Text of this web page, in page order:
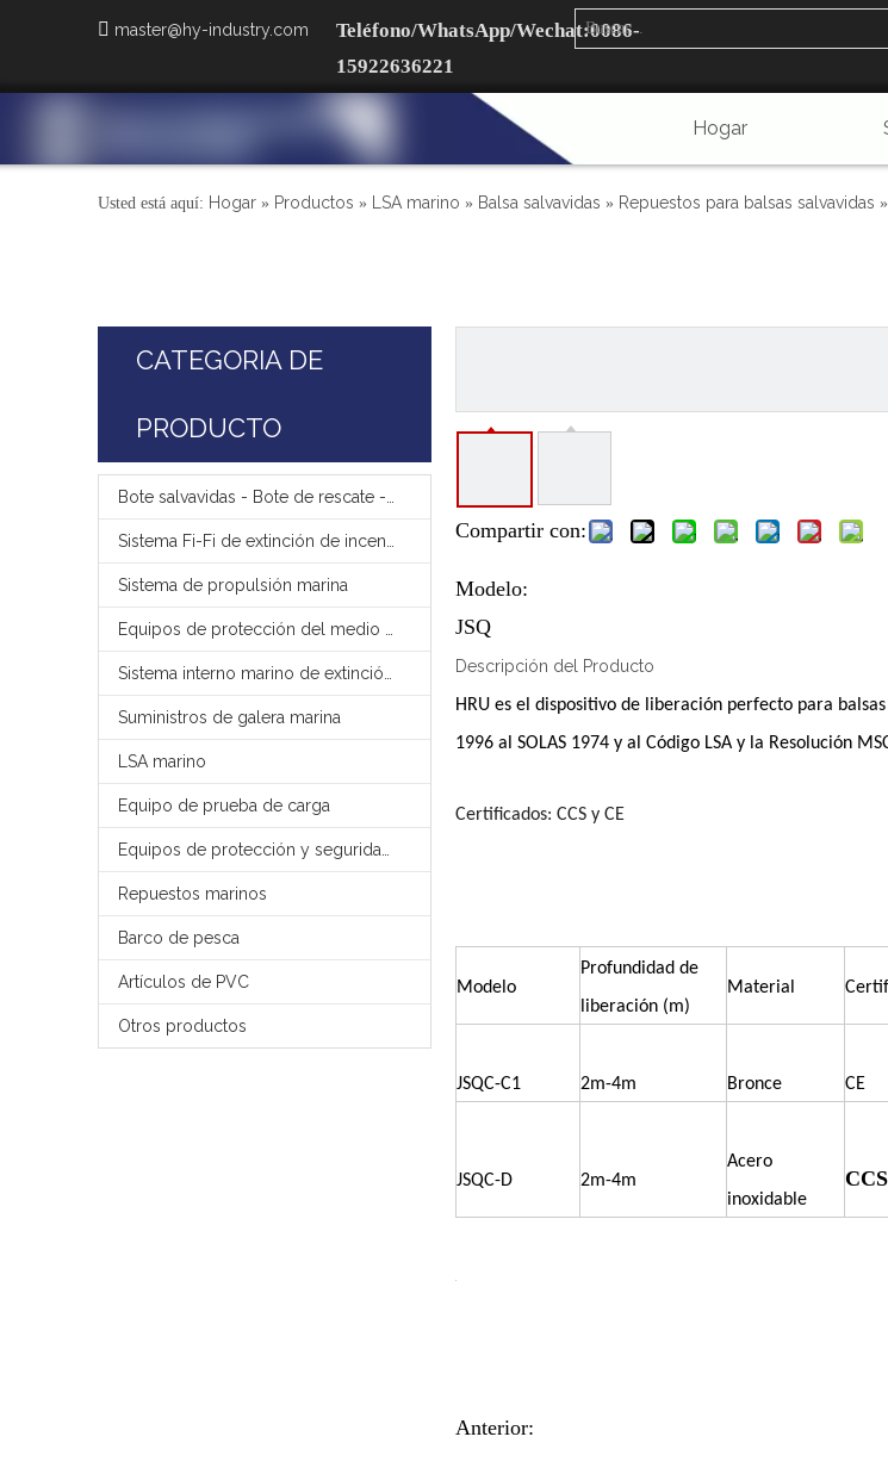
 master@hy-industry.com Teléfono/WhatsApp/Wechat:0086-
15922636221
Hogar
Preguntas más frecuentes
Usted está aquí: Hogar » Productos » LSA marino » Balsa salvavidas » Repuestos para balsas salvavidas »
CATEGORIA DE
PRODUCTO
Sistema de propulsión marina
Suministros de galera marina
LSA marino
Equipo de prueba de carga
Repuestos marinos
Barco de pesca
Artículos de PVC
Otros productos
Compartir con:
Modelo:
JSQ
Descripción del Producto
HRU es el dispositivo de liberación perfecto para balsas
1996 al SOLAS 1974 y al Código LSA y la Resolución
Certificados: CCS y CE
Modelo
Profundidad de
liberación (m)
Material
JSQC-C1 2m-4m Bronce CE
JSQC-D 2m-4m
Acero
inoxidable
CCS
Anterior: